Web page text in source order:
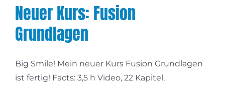
Neuer Kurs: Fusion
Grundlagen
Big Smile! Mein neuer Kurs Fusion Grundlagen
ist fertig! Facts: 3,5 h Video, 22 Kapitel,